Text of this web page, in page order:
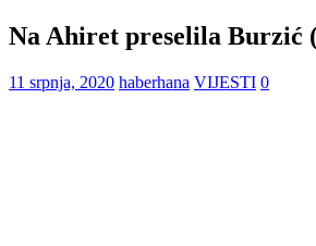
Na Ahiret preselila Burzić
11 srpnja, 2020 haberhana VIJESTI 0